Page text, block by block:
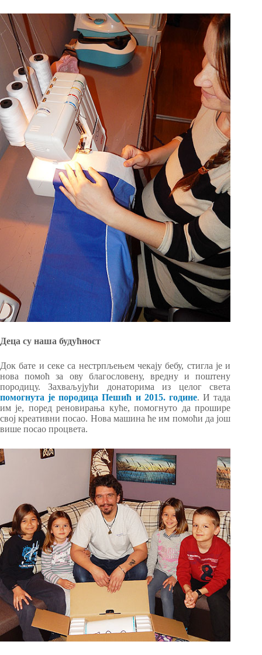
Деца су наша будућност
Док бате и секе са нестрпљењем чекају бебу, стигла је и
нова помоћ за ову благословену, вредну и поштену
породицу. Захваљујући донаторима из целог света
помогнута је породица Пешић и 2015. године. И тада
им је, поред реновирања куће, помогнуто да прошире
свој креативни посао. Нова машина ће им помоћи да још
више посао процвета.